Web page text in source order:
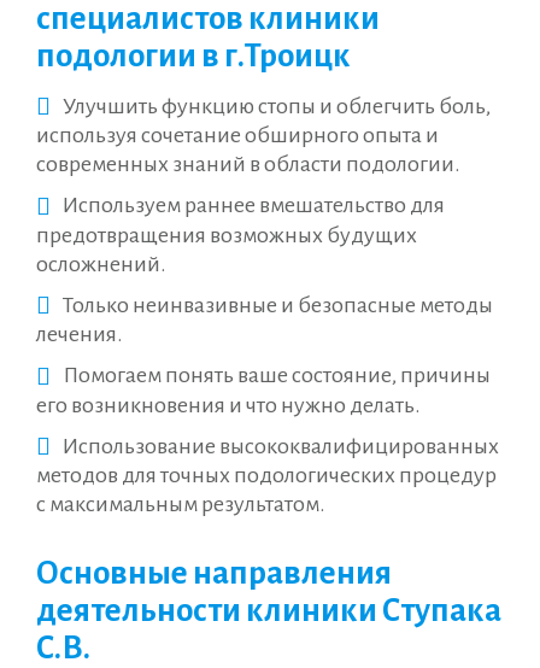
специалистов клиники
подологии в г.Троицк
Улучшить функцию стопы и облегчить боль,
используя сочетание обширного опыта и
современных знаний в области подологии.
Используем раннее вмешательство для
предотвращения возможных будущих
осложнений.
Только неинвазивные и безопасные методы
лечения.
Помогаем понять ваше состояние, причины
его возникновения и что нужно делать.
Использование высококвалифицированных
методов для точных подологических процедур
с максимальным результатом.
Основные направления
деятельности клиники Ступака
С.В.